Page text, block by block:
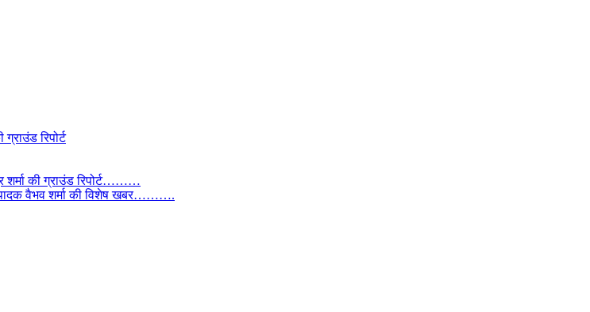
रिपोर्ट
शर्मा की ग्राउंड रिपोर्ट………
वैभव शर्मा की विशेष खबर……….